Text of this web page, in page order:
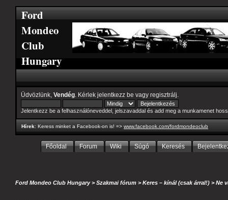
Ford
Mondeo
Club
Hungary
Üdvözlünk, Vendég . Kérlek jelentkezz be vagy regisztrálj
Jelentkezz be a felhasználóneveddel, jelszavaddal és add meg a munkamenet
Hírek: Keress minket a Facebook-on is! => www.facebook.com/fordmondeoclub
Főoldal Forum Wiki Súgó Keresés
Ford Mondeo Club Hungary>Szakmai fórum >Keres – kínál (csak árral!) >Ne